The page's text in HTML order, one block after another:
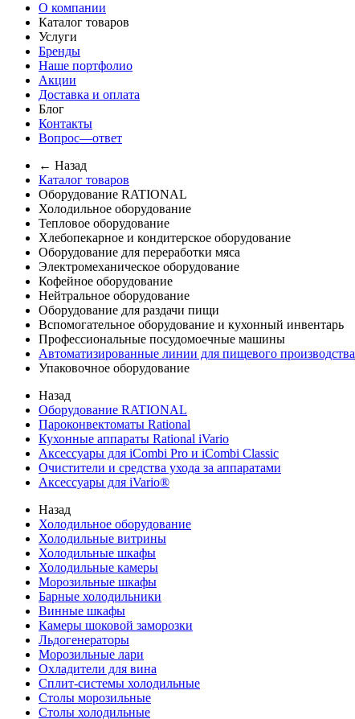
О компании
Каталог товаров
Услуги
Бренды
Наше портфолио
Акции
Доставка и оплата
Блог
Контакты
Вопрос—ответ
← Назад
Каталог товаров
Оборудование RATIONAL
Холодильное оборудование
Тепловое оборудование
Хлебопекарное и кондитерское оборудование
Оборудование для переработки мяса
Электромеханическое оборудование
Кофейное оборудование
Нейтральное оборудование
Оборудование для раздачи пищи
Вспомогательное оборудование и кухонный инвентарь
Профессиональные посудомоечные машины
Автоматизированные линии для пищевого производства
Упаковочное оборудование
Назад
Оборудование RATIONAL
Пароконвектоматы Rational
Кухонные аппараты Rational iVario
Аксессуары для iCombi Pro и iCombi Classic
Очистители и средства ухода за аппаратами
Аксессуары для iVario®
Назад
Холодильное оборудование
Холодильные витрины
Холодильные шкафы
Холодильные камеры
Морозильные шкафы
Барные холодильники
Винные шкафы
Камеры шоковой заморозки
Льдогенераторы
Морозильные лари
Охладители для вина
Сплит-системы холодильные
Столы морозильные
Столы холодильные